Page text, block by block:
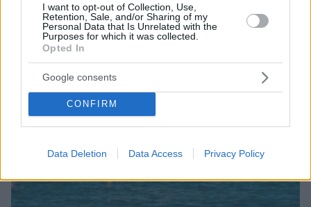
I want to opt-out of Collection, Use,
Retention, Sale, and/or Sharing of my
Personal Data that Is Unrelated with the
Purposes for which it was collected.
Opted In
Google consents
CONFIRM
Data Deletion Data Access Privacy Policy